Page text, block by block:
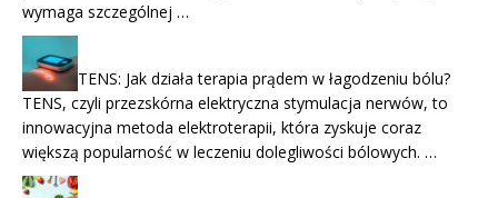
wymaga szczególnej …
TENS: Jak działa terapia prądem w łagodzeniu bólu?
TENS, czyli przezskórna elektryczna stymulacja nerwów, to
innowacyjna metoda elektroterapii, która zyskuje coraz
większą popularność w leczeniu dolegliwości bólowych. …